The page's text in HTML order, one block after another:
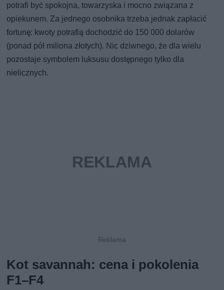
potrafi być spokojna, towarzyska i mocno związana z
opiekunem. Za jednego osobnika trzeba jednak zapłacić
fortunę: kwoty potrafią dochodzić do 150 000 dolarów
(ponad pół miliona złotych). Nic dziwnego, że dla wielu
pozostaje symbolem luksusu dostępnego tylko dla
nielicznych.
Kot savannah: cena i pokolenia
F1–F4